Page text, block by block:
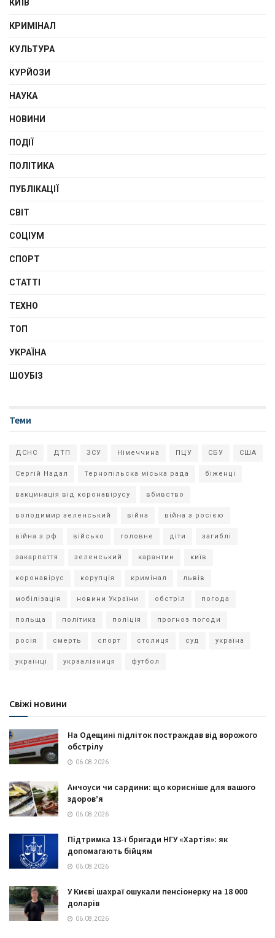
КИЇВ
КРИМІНАЛ
КУЛЬТУРА
КУРЙОЗИ
НАУКА
НОВИНИ
ПОДІЇ
ПОЛІТИКА
ПУБЛІКАЦІЇ
СВІТ
СОЦІУМ
СПОРТ
СТАТТІ
ТЕХНО
ТОП
УКРАЇНА
ШОУБІЗ
Теми
ДСНС ДТП ЗСУ Німеччина ПЦУ СБУ США
Сергій Надал Тернопільска міська рада біженці
вакцинація від коронавірусу вбивство
володимир зеленський війна війна з росією
війна з рф військо головне діти загиблі
закарпаття зеленський карантин київ
коронавірус корупція кримінал львів
мобілізація новини України обстріл погода
польща політика поліція прогноз погоди
росія смерть спорт столиця суд україна
українці укрзалізниця футбол
Свіжі новини
На Одещині підліток постраждав від ворожого
обстрілу
06.08.2026
Анчоуси чи сардини: що корисніше для вашого
здоров’я
06.08.2026
Підтримка 13-ї бригади НГУ «Хартія»: як
допомагають бійцям
06.08.2026
У Києві шахраї ошукали пенсіонерку на 18 000
доларів
06.08.2026